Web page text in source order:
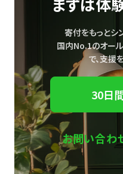
寄付をもっとシ
国内No.1のオー
で、支援
30日
お問い合わ